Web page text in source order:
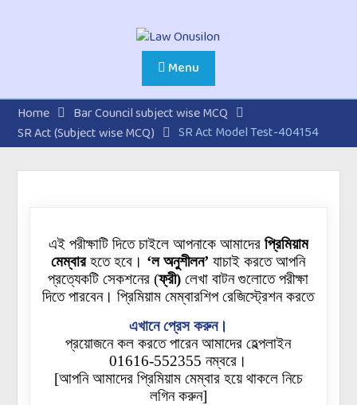
Menu
Home
Bar Council subject wise MCQ
SR Act (Subject wise MCQ)
SR Act Model Test-404154
এই পরীক্ষাটি দিতে চাইলে আপনাকে আমাদের প্রিমিয়াম
মেম্বারহতে হবে। ‘ল অনুশীলন’ যাচাই করতে আপনি
প্রত্যেকটিসেকশনের (ফ্রী) লেখা বাটন গুলোতে পরীক্ষা
দিতে পারবেন। প্রিমিয়াম মেম্বারশিপ রেজিস্ট্রেশন করতে
এখানে প্রেস করুন।
প্রয়োজনে কল করতে পারেন আমাদের হেল্পলাইন
01616-552355 নম্বরে।
[আপনি আমাদের প্রিমিয়াম মেম্বার হয়ে থাকলে নিচে
লগিন করুন]